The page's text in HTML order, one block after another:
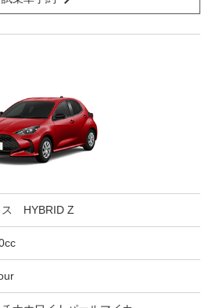
ス HYBRID Z